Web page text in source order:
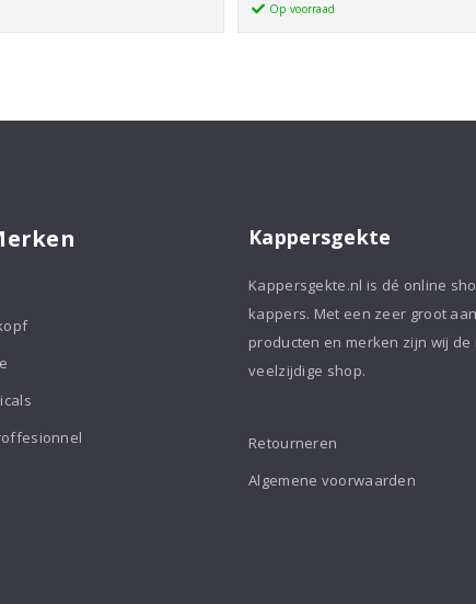
Op voorraad
Kick
aantal
Kappersgekte
Kappersgekte.nl is dé online
kappers. Met een zeer groot
producten en merken zijn wij de
veelzijdige shop.
Retourneren
Algemene voorwaarden